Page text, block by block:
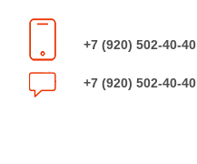
+7 (920) 502-40-40
+7 (920) 502-40-40